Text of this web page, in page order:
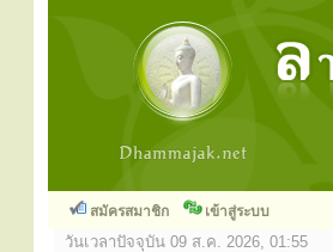
สมัครสมาชิก เข้าสู่ระบบ
วันเวลาปัจจุบัน 09 ส.ค. 2026, 01:55